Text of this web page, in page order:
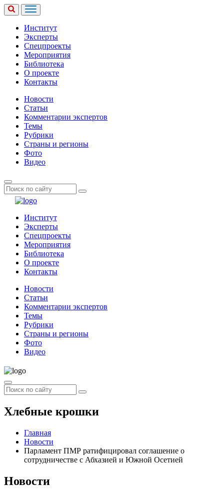
Институт
Эксперты
Спецпроекты
Мероприятия
Библиотека
О проекте
Контакты
Новости
Статьи
Комментарии экспертов
Темы
Рубрики
Страны и регионы
Фото
Видео
Институт
Эксперты
Спецпроекты
Мероприятия
Библиотека
О проекте
Контакты
Новости
Статьи
Комментарии экспертов
Темы
Рубрики
Страны и регионы
Фото
Видео
Хлебные крошки
Главная
Новости
Парламент ПМР ратифицировал соглашение о
сотрудничестве с Абхазией и Южной Осетией
Новости